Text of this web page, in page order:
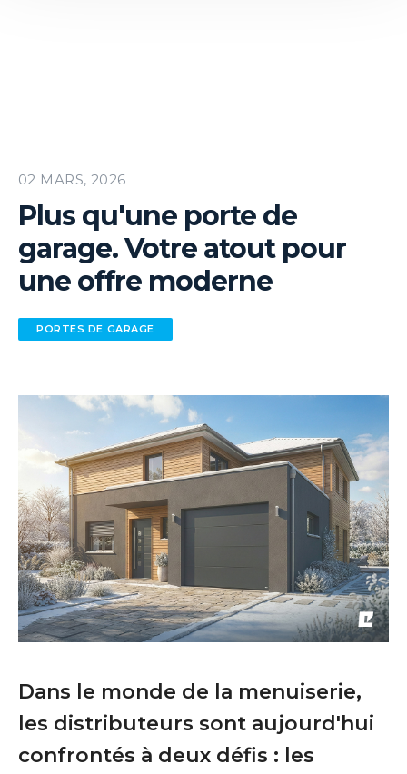
02 MARS, 2026
Plus qu'une porte de
garage. Votre atout pour
une offre moderne
PORTES DE GARAGE
Dans le monde de la menuiserie,
les distributeurs sont aujourd'hui
confrontés à deux défis : les